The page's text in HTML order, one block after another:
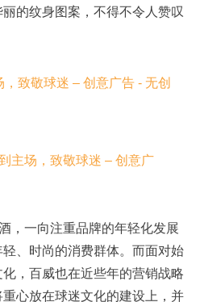
的纹身图案，不得不令人赞叹
，一向注重品牌的年轻化发展
、时尚的消费群体。而面对始
，百威也在近些年的营销战略
心放在球迷文化的建设上，并